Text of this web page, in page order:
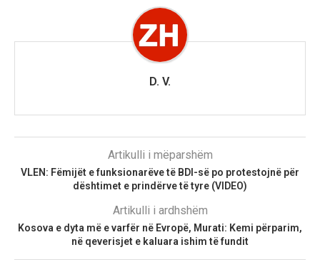
D. V.
Artikulli i mëparshëm
VLEN: Fëmijët e funksionarëve të BDI-së po protestojnë për
dështimet e prindërve të tyre (VIDEO)
Artikulli i ardhshëm
Kosova e dyta më e varfër në Evropë, Murati: Kemi përparim,
në qeverisjet e kaluara ishim të fundit